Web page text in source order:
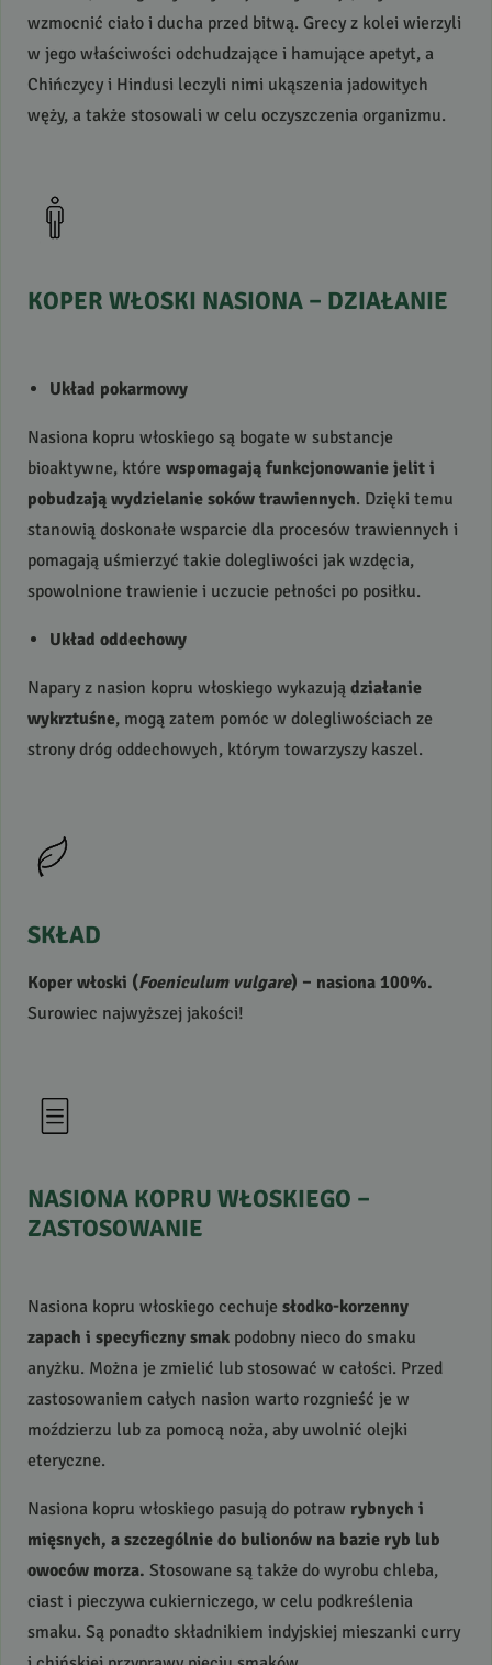
wzmocnić ciało i ducha przed bitwą. Grecy z kolei wierzyli
w jego właściwości odchudzające i hamujące apetyt, a
Chińczycy i Hindusi leczyli nimi ukąszenia jadowitych
węży, a także stosowali w celu oczyszczenia organizmu.
KOPER WŁOSKI NASIONA – DZIAŁANIE
Układ pokarmowy
Nasiona kopru włoskiego są bogate w substancje
bioaktywne, które wspomagają funkcjonowanie jelit i
pobudzają wydzielanie soków trawiennych. Dzięki temu
stanowią doskonałe wsparcie dla procesów trawiennych i
pomagają uśmierzyć takie dolegliwości jak wzdęcia,
spowolnione trawienie i uczucie pełności po posiłku.
Układ oddechowy
Napary z nasion kopru włoskiego wykazują działanie
wykrztuśne, mogą zatem pomóc w dolegliwościach ze
strony dróg oddechowych, którym towarzyszy kaszel.
SKŁAD
Koper włoski (Foeniculum vulgare) – nasiona 100%.
Surowiec najwyższej jakości!
NASIONA KOPRU WŁOSKIEGO –
ZASTOSOWANIE
Nasiona kopru włoskiego cechuje słodko-korzenny
zapach i specyficzny smak podobny nieco do smaku
anyżku. Można je zmielić lub stosować w całości. Przed
zastosowaniem całych nasion warto rozgnieść je w
moździerzu lub za pomocą noża, aby uwolnić olejki
eteryczne.
Nasiona kopru włoskiego pasują do potraw rybnych i
mięsnych, a szczególnie do bulionów na bazie ryb lub
owoców morza. Stosowane są także do wyrobu chleba,
ciast i pieczywa cukierniczego, w celu podkreślenia
smaku. Są ponadto składnikiem indyjskiej mieszanki curry